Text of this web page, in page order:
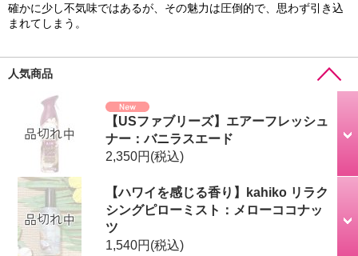
確かに少し不気味ではあるが、その魅力は圧倒的で、思わず引き込
まれてしまう。
人気商品
【USファブリーズ】エアーフレッシュ
ナー：バニラスエード
2,350円(税込)
【ハワイを感じる香り】kahiko リラク
シングピローミスト：メローココナッ
ツ
1,540円(税込)